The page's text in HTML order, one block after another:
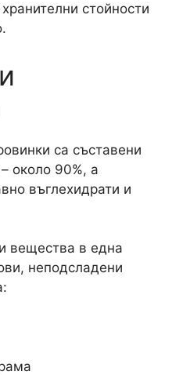
стойности
са съставени
около 90%, а
въглехидрати и
вещества в една
неподсладени